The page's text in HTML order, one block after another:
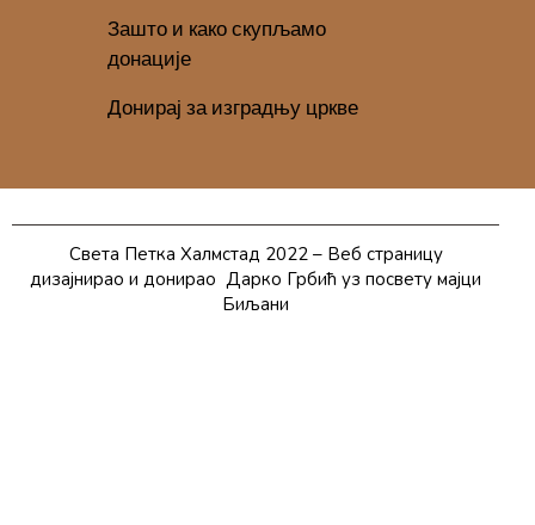
Зашто и како скупљамо
донације
Донирај за изградњу цркве
Света Петка Халмстад 2022 – Веб страницу
дизајнирао и донирао Дарко Грбић уз посвету мајци
Биљани